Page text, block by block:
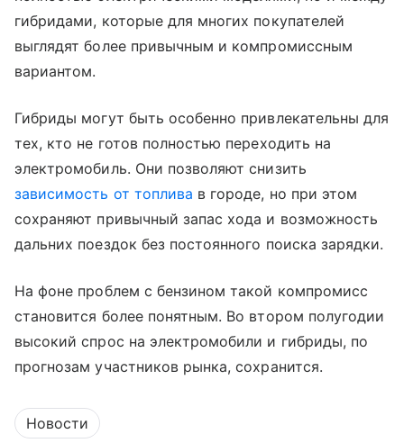
гибридами, которые для многих покупателей
выглядят более привычным и компромиссным
вариантом.
Гибриды могут быть особенно привлекательны для
тех, кто не готов полностью переходить на
электромобиль. Они позволяют снизить
зависимость от топлива в городе, но при этом
сохраняют привычный запас хода и возможность
дальних поездок без постоянного поиска зарядки.
На фоне проблем с бензином такой компромисс
становится более понятным. Во втором полугодии
высокий спрос на электромобили и гибриды, по
прогнозам участников рынка, сохранится.
Новости